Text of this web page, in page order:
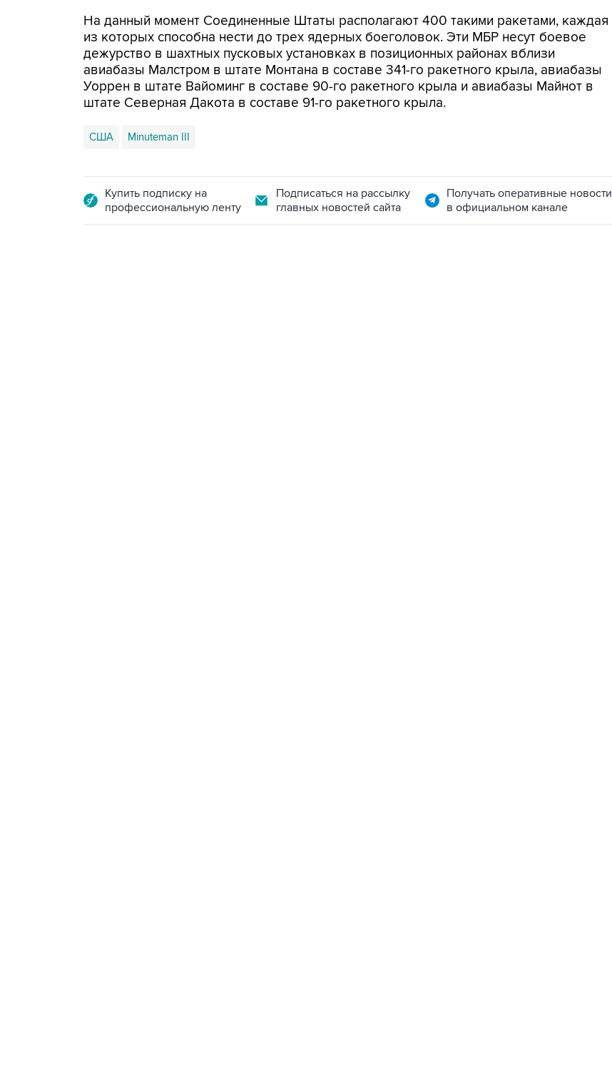
На данный момент Соединенные Штаты располагают 400 такими ракетами, каждая
из которых способна нести до трех ядерных боеголовок. Эти МБР несут боевое
дежурство в шахтных пусковых установках в позиционных районах вблизи
авиабазы Малстром в штате Монтана в составе 341-го ракетного крыла, авиабазы
Уоррен в штате Вайоминг в составе 90-го ракетного крыла и авиабазы Майнот в
штате Северная Дакота в составе 91-го ракетного крыла.
США Minuteman III
Купить подписку на
профессиональную ленту
Подписаться на рассылку
главных новостей сайта
Получать оперативные новости
в официальном канале